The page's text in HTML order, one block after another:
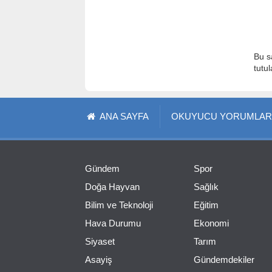
Bu
ANA SAYFA OKUYUCU
Gündem
Doğa Hayvan
Bilim ve Teknoloji
Hava Durumu
Siyaset
Asayiş
Spor
Sağlık
Eğitim
Ekonomi
Tarım
Gündemdekiler